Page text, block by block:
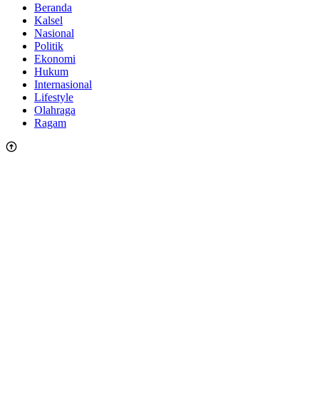
Beranda
Kalsel
Nasional
Politik
Ekonomi
Hukum
Internasional
Lifestyle
Olahraga
Ragam